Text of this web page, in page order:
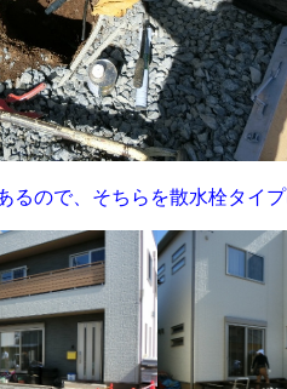
るので、そちらを散水栓タイプ